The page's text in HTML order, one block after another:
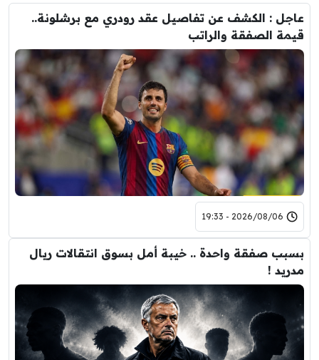
عاجل : الكشف عن تفاصيل عقد رودري مع برشلونة..
قيمة الصفقة والراتب
2026/08/06 - 19:33
بسبب صفقة واحدة .. خيبة أمل بسوق انتقالات ريال
مدريد !